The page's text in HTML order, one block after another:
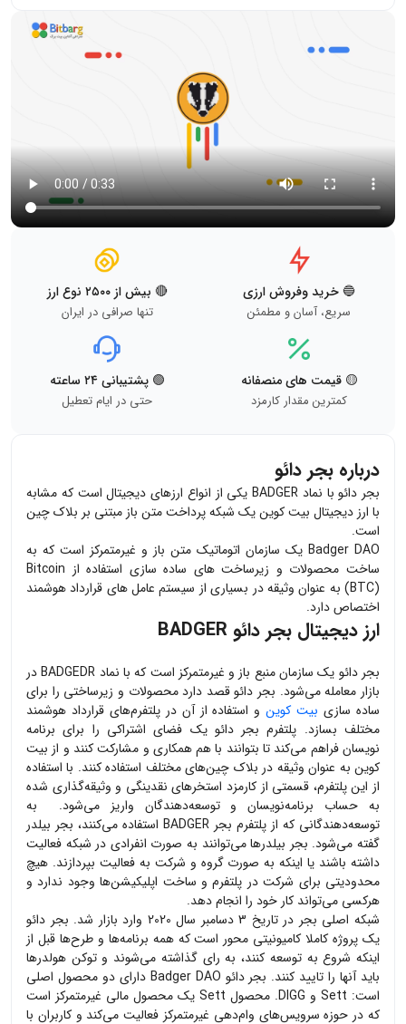
🔵 خرید وفروش ارزی
سریع، آسان و مطمئن
🔴 بیش از ۲۵۰۰ نوع ارز
تنها صرافی در ایران
🟡 قیمت های منصفانه
کمترین مقدار کارمزد
🟢 پشتیبانی ۲۴ ساعته
حتی در ایام تعطیل
درباره بجر دائو
بجر دائو با نماد BADGER یکی از انواع ارزهای دیجیتال است که مشابه
با ارز دیجیتال بیت کوین یک شبکه پرداخت متن باز مبتنی بر بلاک چین
است.
Badger DAO یک سازمان اتوماتیک متن باز و غیرمتمرکز است که به
ساخت محصولات و زیرساخت های ساده سازی استفاده از Bitcoin
(BTC) به عنوان وثیقه در بسیاری از سیستم عامل های قرارداد هوشمند
اختصاص دارد.
ارز دیجیتال بجر دائو BADGER
بجر دائو یک سازمان منبع باز و غیرمتمرکز است که با نماد BADGEDR در
بازار معامله می‌شود. بجر دائو قصد دارد محصولات و زیرساختی را برای
ساده سازیبیت کوینو استفاده از آن در پلتفرم‌های قرارداد هوشمند
مختلف بسازد. پلتفرم بجر دائو یک فضای اشتراکی را برای برنامه
نویسان فراهم می‌کند تا بتوانند با هم همکاری و مشارکت کنند و از بیت
کوین به عنوان وثیقه در بلاک چین‌های مختلف استفاده کنند. با استفاده
از این پلتفرم، قسمتی از کارمزد استخرهای نقدینگی و وثیقه‌گذاری شده
به حساب برنامه‌نویسان و توسعه‌دهندگان واریز می‌شود. به
توسعه‌دهندگانی که از پلتفرم بجر BADGER استفاده می‌کنند، بجر بیلدر
گفته می‌شود. بجر بیلدرها می‌توانند به صورت انفرادی در شبکه فعالیت
داشته باشند یا اینکه به صورت گروه و شرکت به فعالیت بپردازند. هیچ
محدودیتی برای شرکت در پلتفرم و ساخت اپلیکیشن‌ها وجود ندارد و
هرکسی می‌تواند کار خود را انجام دهد.
شبکه اصلی بجر در تاریخ 3 دسامبر سال 2020 وارد بازار شد. بجر دائو
یک پروژه کاملا کامیونیتی محور است که همه برنامه‌ها و طرح‌ها قبل از
اینکه شروع به توسعه کنند، به رای گذاشته می‌شوند و توکن هولدرها
باید آنها را تایید کنند. بجر دائو Badger DAO دارای دو محصول اصلی
است: Sett و DIGG. محصول Sett یک محصول مالی غیرمتمرکز است
که در حوزه سرویس‌های وام‌دهی غیرمتمرکز فعالیت می‌کند و کاربران با